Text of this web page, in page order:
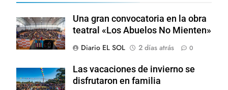
Una gran convocatoria en la obra
teatral «Los Abuelos No Mienten»
Diario EL SOL
2 días atrás 0
Las vacaciones de invierno se
disfrutaron en familia